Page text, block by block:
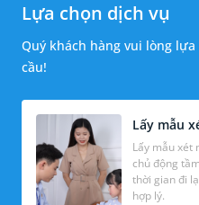
Lựa chọn dịch vụ
Quý khách hàng vui lòng
cầu!
Lấy mẫu
Lấy mẫu xét
chủ động
thời gian đi lại, chờ đợi kết quả với mức
hợp lý.